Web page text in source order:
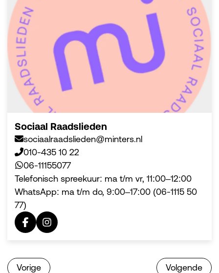
Sociaal Raadslieden
sociaalraadslieden@minters.nl
010-435 10 22
06-11155077
Telefonisch spreekuur: ma t/m vr, 11:00–12:00
WhatsApp: ma t/m do, 9:00–17:00 (06-1115 50
77)
Vorige Volgende